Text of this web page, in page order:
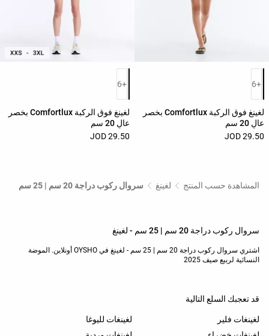
قائمة ألوان المنتج
+6
لغينغ فوق الركبة Comfortlux بخصر
عالٍ 20 سم
29.50 JOD
قائمة ألوان المنتج
+6
لغينغ فوق الركبة Comfortlux بخصر
عالٍ 20 سم
29.50 JOD
المشاهدة حسب المنتج لغينغ سروال ركوب دراجة 20 سم | 25 سم
سروال ركوب دراجة 20 سم | 25 سم - لغينغ
اشتري سروال ركوب دراجة 20 سم | 25 سم - لغينغ في OYSHO أونلاين. الموضة
النسائية لربيع صيف 2025
قد تعجبك السلع التالية
لغينغات فلير
لغينغات لليوغا